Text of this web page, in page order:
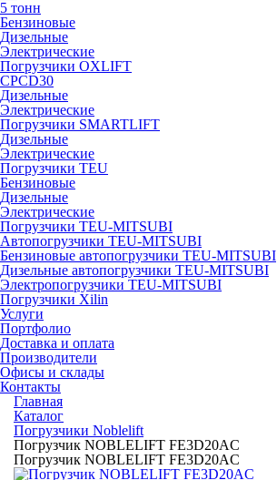
5 тонн
Бензиновые
Дизельные
Электрические
Погрузчики OXLIFT
CPCD30
Дизельные
Электрические
Погрузчики SMARTLIFT
Дизельные
Электрические
Погрузчики TEU
Бензиновые
Дизельные
Электрические
Погрузчики TEU-MITSUBI
Автопогрузчики TEU-MITSUBI
Бензиновые автопогрузчики TEU-MITSUBI
Дизельные автопогрузчики TEU-MITSUBI
Электропогрузчики TEU-MITSUBI
Погрузчики Xilin
Услуги
Портфолио
Доставка и оплата
Производители
Офисы и склады
Контакты
Главная
Каталог
Погрузчики Noblelift
Погрузчик NOBLELIFT FE3D20AC
Погрузчик NOBLELIFT FE3D20AC